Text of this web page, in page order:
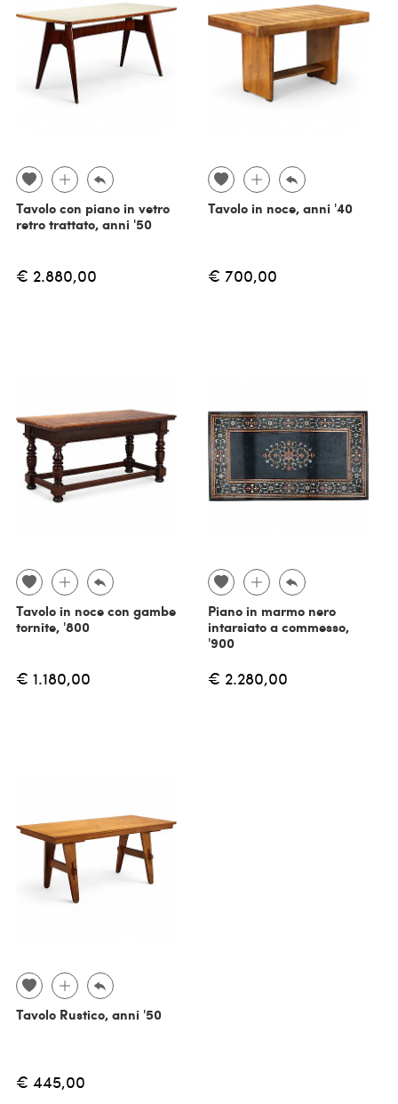
Tavolo con piano in vetro
retro trattato, anni '50
€ 2.880,00
Tavolo in noce, anni '40
€ 700,00
Tavolo in noce con gambe
tornite, '800
€ 1.180,00
Piano in marmo nero
intarsiato a commesso,
'900
€ 2.280,00
Tavolo Rustico, anni '50
€ 445,00